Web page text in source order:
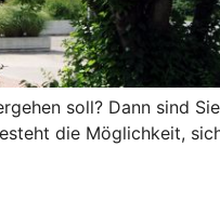
soll? Dann sind
die Möglichkeit,